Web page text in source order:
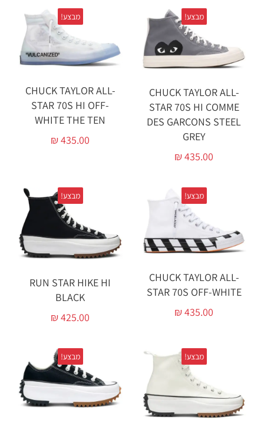
מבצע!
CHUCK TAYLOR ALL-
STAR 70S HI COMME
DES GARÇONS STEEL
GREY‏
₪435.00
מבצע!
CHUCK TAYLOR ALL-
STAR 70S HI OFF-
WHITE THE TEN
₪435.00
מבצע!
CHUCK TAYLOR ALL-
STAR 70S OFF-WHITE‏
₪435.00
מבצע!
RUN STAR HIKE HI
BLACK‏
₪425.00
מבצע! מבצע!